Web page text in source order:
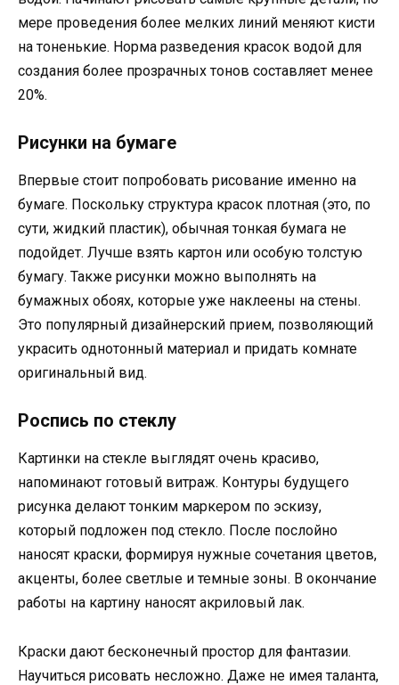
мере проведения более мелких линий меняют кисти
на тоненькие. Норма разведения красок водой для
создания более прозрачных тонов составляет менее
20%.
Рисунки на бумаге
Впервые стоит попробовать рисование именно на
бумаге. Поскольку структура красок плотная (это, по
сути, жидкий пластик), обычная тонкая бумага не
подойдет. Лучше взять картон или особую толстую
бумагу. Также рисунки можно выполнять на
бумажных обоях, которые уже наклеены на стены.
Это популярный дизайнерский прием, позволяющий
украсить однотонный материал и придать комнате
оригинальный вид.
Роспись по стеклу
Картинки на стекле выглядят очень красиво,
напоминают готовый витраж. Контуры будущего
рисунка делают тонким маркером по эскизу,
который подложен под стекло. После послойно
наносят краски, формируя нужные сочетания цветов,
акценты, более светлые и темные зоны. В окончание
работы на картину наносят акриловый лак.
Краски дают бесконечный простор для фантазии.
Научиться рисовать несложно. Даже не имея таланта,